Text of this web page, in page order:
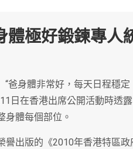
體極好鍛鍊專人
“爸身體非常好，每天日程穩
日在香港出席公開活動時透
身體每個部位。
譽出版的《2010年香港特區